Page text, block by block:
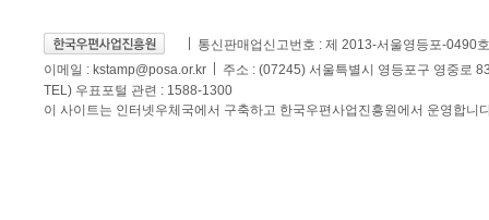
통신판매업신고번호 : 제 2013-서울영등포-0490호
이메일 : kstamp@posa.or.kr
주소 : (07245) 서울특별시 영등포구 영중로
TEL) 우표포털 관련 : 1588-1300
이 사이트는 인터넷우체국에서 구축하고 한국우편사업진흥원에서 운영합니